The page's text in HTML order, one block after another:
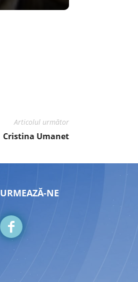
Articolul următor
Cristina Umanet
URMEAZĂ-NE